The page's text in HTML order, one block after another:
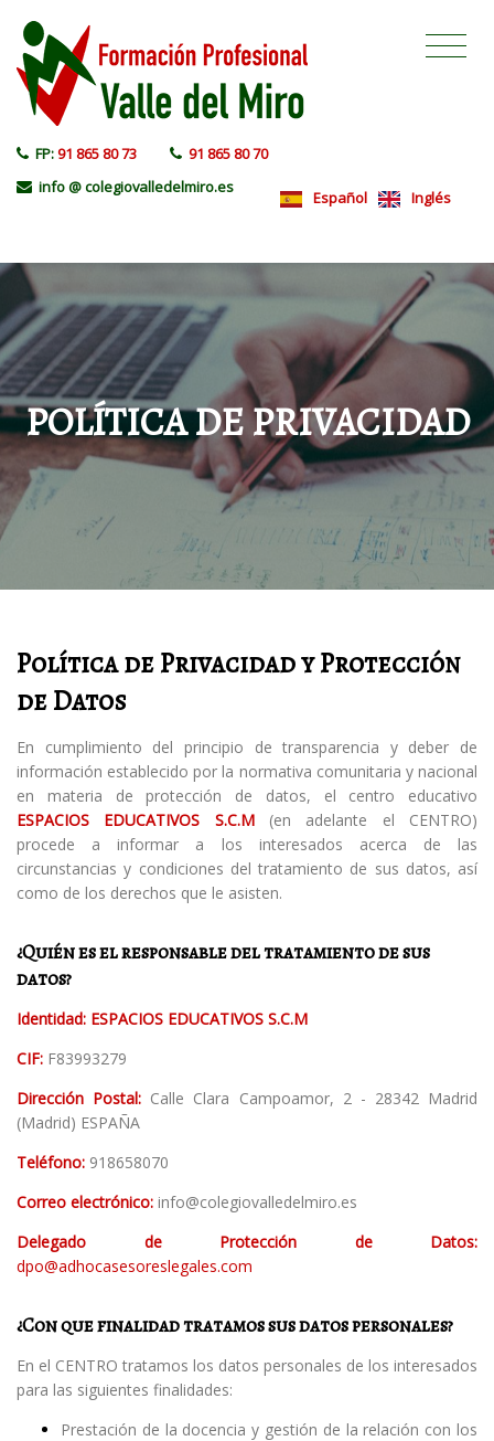
FP:91 865 80 73
91 865 80 70
info @ colegiovalledelmiro.es
Español Inglés
POLÍTICA DE PRIVACIDAD
Política de Privacidad y Protección
de Datos
En cumplimiento del principio de transparencia y deber de
información establecido por la normativa comunitaria y nacional
en materia de protección de datos, el centro educativo
ESPACIOS EDUCATIVOS S.C.M(en adelante el CENTRO)
procede a informar a los interesados acerca de las
circunstancias y condiciones del tratamiento de sus datos, así
como de los derechos que le asisten.
¿Quién es el responsable del tratamiento de sus
datos?
Identidad: ESPACIOS EDUCATIVOS S.C.M
CIF: F83993279
Dirección Postal: Calle Clara Campoamor, 2 - 28342 Madrid
(Madrid) ESPAÑA
Teléfono: 918658070
Correo electrónico: info@colegiovalledelmiro.es
Delegado de Protección de Datos:
dpo@adhocasesoreslegales.com
¿Con que finalidad tratamos sus datos personales?
En el CENTRO tratamos los datos personales de los interesados
para las siguientes finalidades:
Prestación de la docencia y gestión de la relación con los